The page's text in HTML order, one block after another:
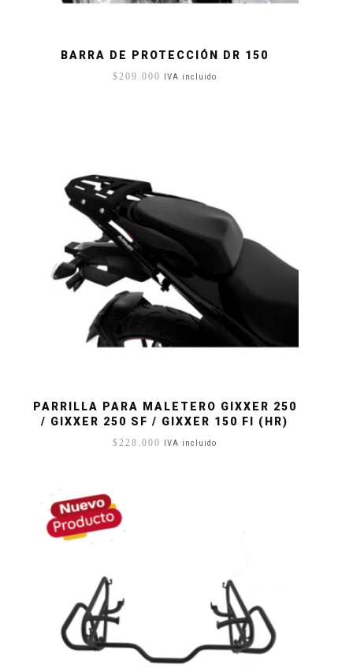
BARRA DE PROTECCIÓN DR 150
$ 209.000 IVA incluido
PARRILLA PARA MALETERO GIXXER 250
/ GIXXER 250 SF / GIXXER 150 FI (HR)
$ 228.000 IVA incluido